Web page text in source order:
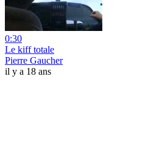
0:30
Le kiff totale
Pierre Gaucher
il y a 18 ans